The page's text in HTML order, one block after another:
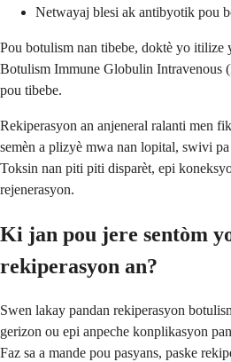
Netwayaj blesi ak antibyotik pou
Pou botulism nan tibebe, doktè yo itilize
Botulism Immune Globulin Intravenous
pou tibebe.
Rekiperasyon an anjeneral ralanti men
semèn a plizyè mwa nan lopital, swivi
Toksin nan piti piti disparèt, epi
rejenerasyon.
Ki jan pou jere sentòm
rekiperasyon an?
Swen lakay pandan rekiperasyon
gerizon ou epi anpeche konplikasyon
Faz sa a mande pou pasyans, paske